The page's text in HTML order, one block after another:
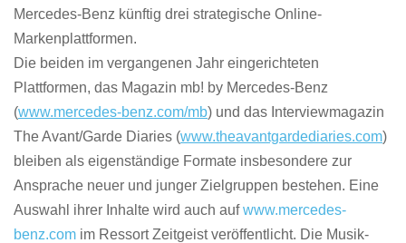
Mercedes-Benz künftig drei strategische Online-
Markenplattformen.
Die beiden im vergangenen Jahr eingerichteten
Plattformen, das Magazin mb! by Mercedes-Benz
(www.mercedes-benz.com/mb) und das Interviewmagazin
The Avant/Garde Diaries (www.theavantgardediaries.com)
bleiben als eigenständige Formate insbesondere zur
Ansprache neuer und junger Zielgruppen bestehen. Eine
Auswahl ihrer Inhalte wird auch aufwww.mercedes-
benz.com im Ressort Zeitgeist veröffentlicht. Die Musik-